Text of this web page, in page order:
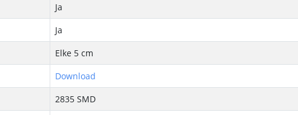
Ja
Ja
Elke 5 cm
Download
2835 SMD